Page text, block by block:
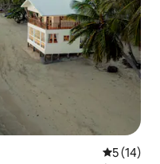
レビュー
5 (14)